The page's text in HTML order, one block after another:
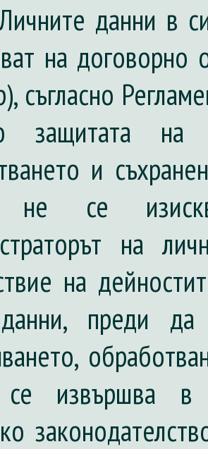
данни в
на договорно
съгласно
защитата
и
не се
на
на
преди да
извършва в